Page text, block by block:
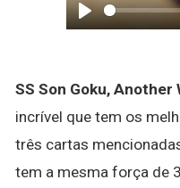
Play
SS Son Goku, Another
incrível que tem os
três cartas
tem a mesma força de